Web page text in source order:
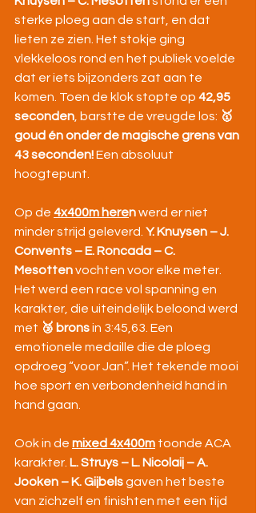
sterke ploeg aan de start, en dat
lieten ze zien. Het stokje ging
vlekkeloos rond en het publiek voelde
dat er iets bijzonders zat aan te
komen. Toen de klok stopte op 42,95
seconden , barstte de vreugde los: 🥇
goud én onder de magische grens van
43 seconden! Een absoluut
hoogtepunt.
Op de 4x400m heren werd er niet
minder strijd geleverd. Y. Knuysen – J.
Convents – E. Roncada – C.
Mesotten vochten voor elke meter.
Het werd een race vol spanning en
karakter, die uiteindelijk beloond werd
met 🥉 brons in 3:45,63. Een
emotionele medaille die de ploeg
opdroeg “voor Jan”. Het tekende mooi
hoe sport en verbondenheid hand in
hand gaan.
Ook in de mixed 4x400m toonde ACA
karakter. L. Struys – L. Nicolaij – A.
Jooken – K. Gijbels gaven het beste
van zichzelf en finishten met een tijd